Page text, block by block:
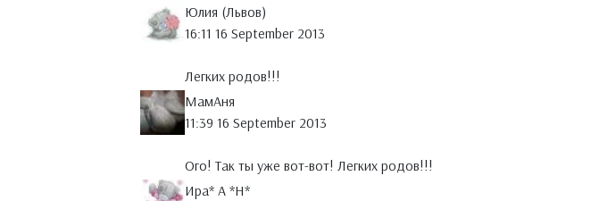
Юлия (Львов)
16:11 16 September 2013
Легких родов!!!
МамАня
11:39 16 September 2013
Ого! Так ты уже вот-вот! Легких родов!!!
Ира* А *Н*